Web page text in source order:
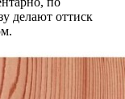
делают оттиск